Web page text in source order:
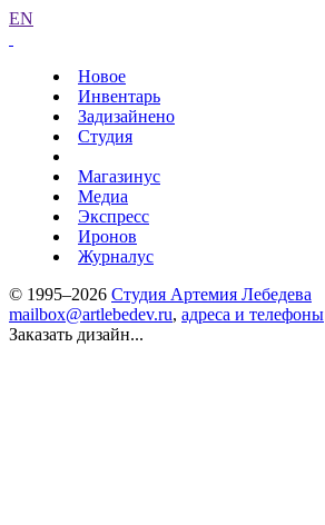
EN
Новое
Инвентарь
Задизайнено
Студия
Магазинус
Медиа
Экспресс
Иронов
Журналус
© 1995–2026 Студия Артемия Лебедева
mailbox@artlebedev.ru, адреса и телефоны
Заказать дизайн...